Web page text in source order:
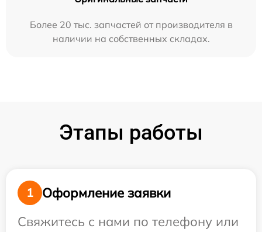
Более 20 тыс. запчастей от производителя в
наличии на собственных складах.
Этапы работы
1
Оформление заявки
Свяжитесь с нами по телефону или